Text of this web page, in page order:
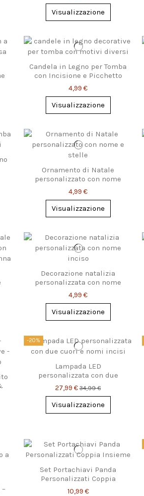
Visualizzazione
Candela in Legno per Tomba
con Incisione e Picchetto
4,99 €
Visualizzazione
Ornamento di Natale
personalizzato con nome
4,99 €
Visualizzazione
Decorazione natalizia
personalizzata con nome
inciso
4,99 €
Visualizzazione
-20%
Lampada LED
personalizzata con due
cuori e nomi – regalo
romantico
27,99 € 34,99 €
Visualizzazione
Set Portachiavi Panda
Personalizzati Coppia
Insieme
10,99 €